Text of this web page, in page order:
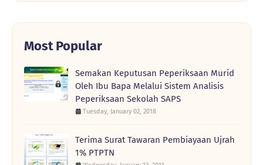
Most Popular
Semakan Keputusan Peperiksaan Murid
Oleh Ibu Bapa Melalui Sistem Analisis
Peperiksaan Sekolah SAPS
Tuesday, January 02, 2018
Terima Surat Tawaran Pembiayaan Ujrah
1% PTPTN